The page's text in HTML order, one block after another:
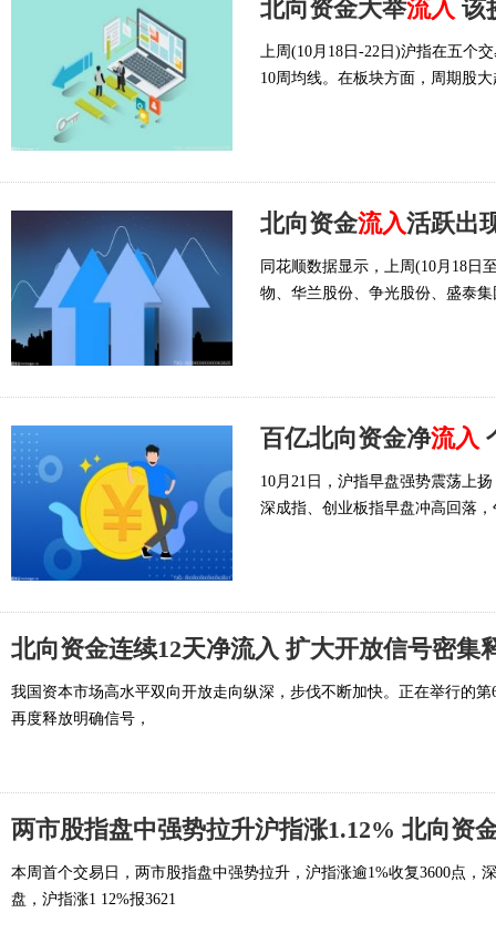
北向资金大举流入 该
上周(10月18日-22日)沪指在五个
10周均线。在板块方面，周期股
北向资金流入活跃出
同花顺数据显示，上周(10月18日
物、华兰股份、争光股份、盛泰
百亿北向资金净流入
10月21日，沪指早盘强势震荡上
深成指、创业板指早盘冲高回落
北向资金连续12天净流入 扩大开放信号密集
我国资本市场高水平双向开放走向纵深，步伐不断加快。正在举行的
再度释放明确信号，
两市股指盘中强势拉升沪指涨1.12% 北向资
本周首个交易日，两市股指盘中强势拉升，沪指涨逾1%收复3600点，
盘，沪指涨1 12%报3621